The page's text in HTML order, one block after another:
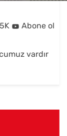
Abone ol
vardır